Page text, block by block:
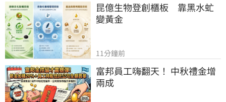
昆億生物登創櫃板　靠黑水虻
變黃金
11分鐘前
富邦員工嗨翻天！ 中秋禮金增
兩成